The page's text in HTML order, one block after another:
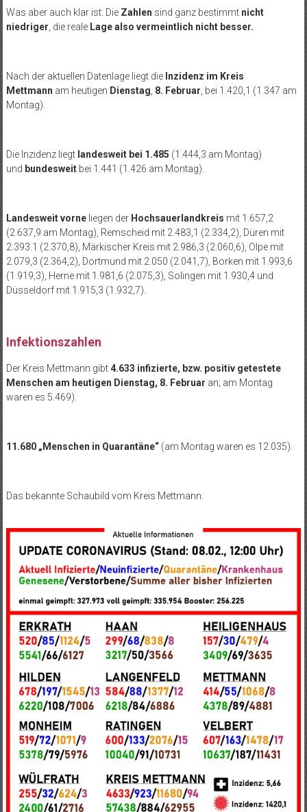
Was aber auch klar ist: Die Zahlen sind ganz bestimmt nicht
niedriger, die reale Lage also vermeintlich nicht besser.
Nach der aktuellen Datenlage liegt die Inzidenz im Kreis
Mettmann am heutigen Dienstag, 8. Februar, bei 1.420,1 (1.347 am
Montag).
Die Inzidenz liegtlandesweit bei 1.485 (1.444,3 am Montag)
und bundesweitbei 1.441 (1.426 am Montag).
Landesweitvorneliegen der Hochsauerlandkreis mit 1.657,2
(2.637,9 am Montag), Remscheid mit 2.483,1 (2.334,2), Düren mit
2.393.1 (2.370,8), Märkischer Kreis mit 2.986,3 (2.060,6), Olpe mit
2.079,3 (2.364,2), Dortmund mit 2.050 (2.041,7), Borken mit 1.993,6
(1.919,3), Herne mit 1.981,6 (2.075,3), Solingen mit 1.930,4 und
Düsseldorf mit 1.915,3 (1.932,7).
Infektionszahlen
Der Kreis Mettmann gibt4.633 infizierte, bzw. positiv getestete
Menschen am heutigen Dienstag, 8. Februar an; am Montag
waren es 5.469).
11.680 „Menschen in Quarantäne“ (am Montag waren es 12.035).
Das bekannte Schaubild vom Kreis Mettmann: